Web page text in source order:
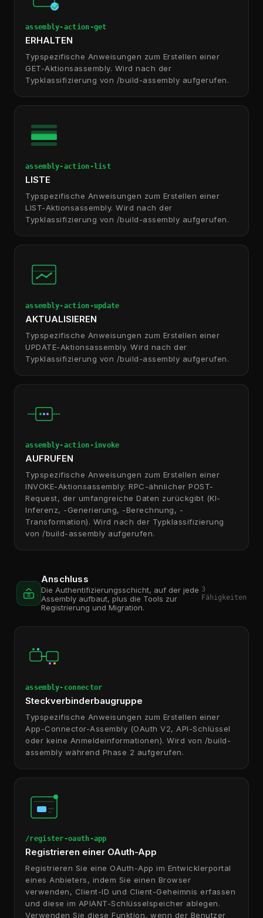
assembly-action-get
ERHALTEN
Typspezifische Anweisungen zum Erstellen einer
GET-Aktionsassembly. Wird nach der
Typklassifizierung von /build-assembly aufgerufen.
assembly-action-list
LISTE
Typspezifische Anweisungen zum Erstellen einer
LIST-Aktionsassembly. Wird nach der
Typklassifizierung von /build-assembly aufgerufen.
assembly-action-update
AKTUALISIEREN
Typspezifische Anweisungen zum Erstellen einer
UPDATE-Aktionsassembly. Wird nach der
Typklassifizierung von /build-assembly aufgerufen.
assembly-action-invoke
AUFRUFEN
Typspezifische Anweisungen zum Erstellen einer
INVOKE-Aktionsassembly: RPC-ähnlicher POST-
Request, der umfangreiche Daten zurückgibt (KI-
Inferenz, -Generierung, -Berechnung, -
Transformation). Wird nach der Typklassifizierung
von /build-assembly aufgerufen.
Anschluss
Die Authentifizierungsschicht, auf der jede
Assembly aufbaut, plus die Tools zur
Registrierung und Migration.
3
Fähigkeiten
assembly-connector
Steckverbinderbaugruppe
Typspezifische Anweisungen zum Erstellen einer
App-Connector-Assembly (OAuth V2, API-Schlüssel
oder keine Anmeldeinformationen). Wird von /build-
assembly während Phase 2 aufgerufen.
/register-oauth-app
Registrieren einer OAuth-App
Registrieren Sie eine OAuth-App im Entwicklerportal
eines Anbieters, indem Sie einen Browser
verwenden, Client-ID und Client-Geheimnis erfassen
und diese im APIANT-Schlüsselspeicher ablegen.
Verwenden Sie diese Funktion, wenn der Benutzer